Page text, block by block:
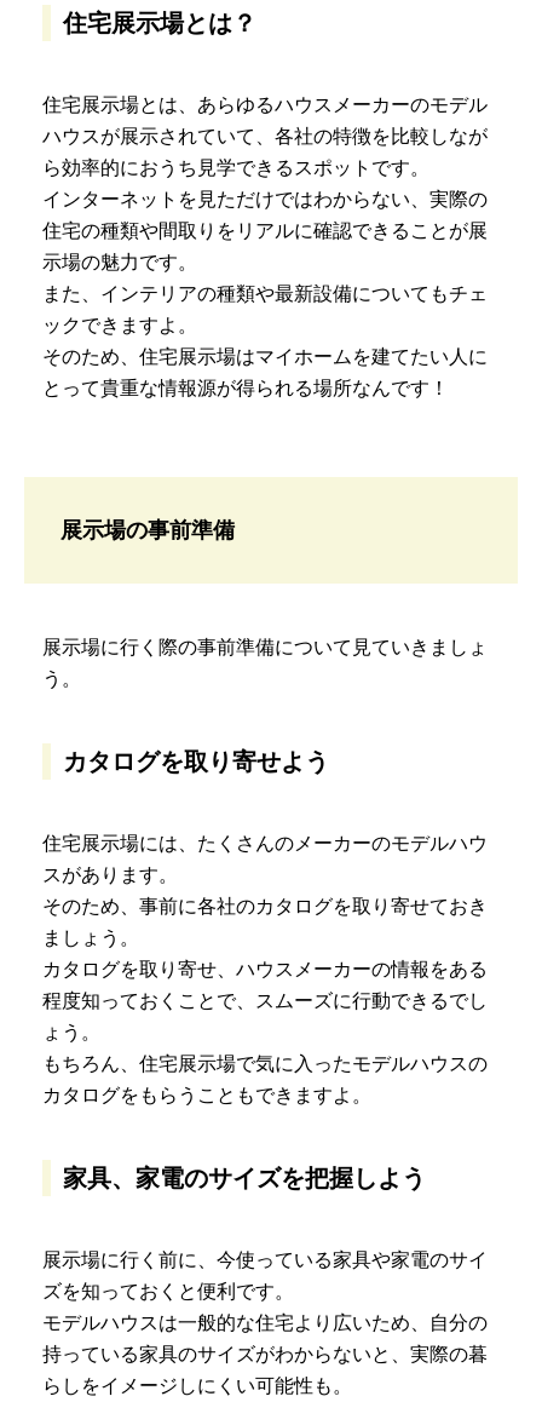
住宅展示場とは？
住宅展示場とは、あらゆるハウスメーカーのモデル
ハウスが展示されていて、各社の特徴を比較しなが
ら効率的におうち見学できるスポットです。
インターネットを見ただけではわからない、実際の
住宅の種類や間取りをリアルに確認できることが展
示場の魅力です。
また、インテリアの種類や最新設備についてもチェ
ックできますよ。
そのため、住宅展示場はマイホームを建てたい人に
とって貴重な情報源が得られる場所なんです！
展示場の事前準備
展示場に行く際の事前準備について見ていきましょ
う。
カタログを取り寄せよう
住宅展示場には、たくさんのメーカーのモデルハウ
スがあります。
そのため、事前に各社のカタログを取り寄せておき
ましょう。
カタログを取り寄せ、ハウスメーカーの情報をある
程度知っておくことで、スムーズに行動できるでし
ょう。
もちろん、住宅展示場で気に入ったモデルハウスの
カタログをもらうこともできますよ。
家具、家電のサイズを把握しよう
展示場に行く前に、今使っている家具や家電のサイ
ズを知っておくと便利です。
モデルハウスは一般的な住宅より広いため、自分の
持っている家具のサイズがわからないと、実際の暮
らしをイメージしにくい可能性も。